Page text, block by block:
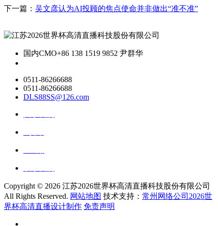
下一篇： 吴文彦认为AI投顾的焦点使命并非做出“准不准”
国内CMO+86 138 1519 9852 尹群华
0511-86266688
0511-86266688
DLS88SS@126.com
Copyright © 2026 江苏2026世界杯高清直播科技股份有限公司
All Rights Reserved. 网站地图 技术支持： 常州网络公司2026世
界杯高清直播设计制作 免责声明